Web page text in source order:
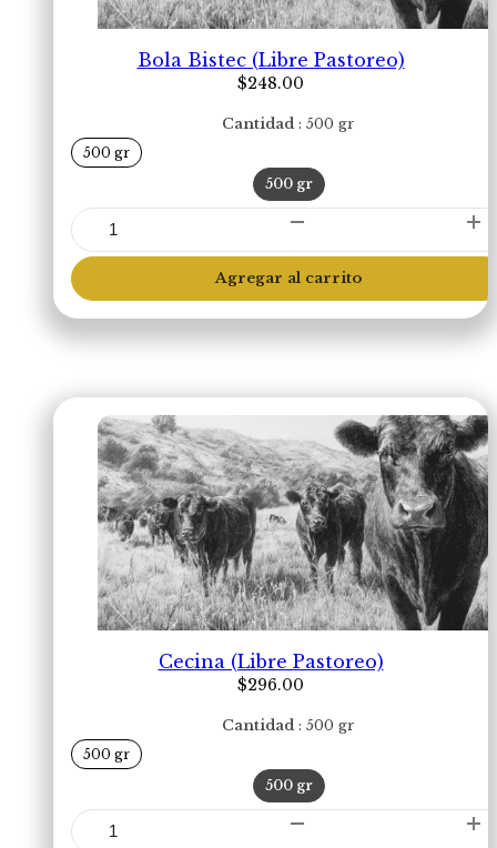
Bola Bistec (Libre Pastoreo)
$248.00
Cantidad 500 gr
500 gr
500 gr
Bola
Bistec
(Libre
Pastoreo)
cantidad
Agregar al carrito
Cecina (Libre Pastoreo)
$296.00
Cantidad 500 gr
500 gr
500 gr
Cecina